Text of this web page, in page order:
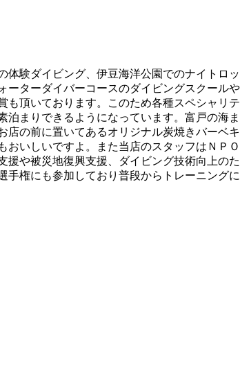
験ダイビング、伊豆海洋公園でのナイトロッ
ーターダイバーコースのダイビングスクールや
も頂いております。このため各種スペシャリテ
まりできるようになっています。富戸の海ま
の前に置いてあるオリジナル炭焼きバーベキ
いしいですよ。また当店のスタッフはＮＰＯ
や被災地復興支援、ダイビング技術向上のた
権にも参加しており普段からトレーニングに